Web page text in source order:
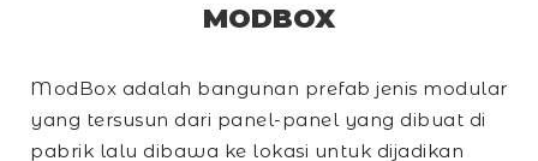
MODBOX
ModBox adalah bangunan prefab jenis modular
yang tersusun dari panel-panel yang dibuat di
pabrik lalu dibawa ke lokasi untuk dijadikan